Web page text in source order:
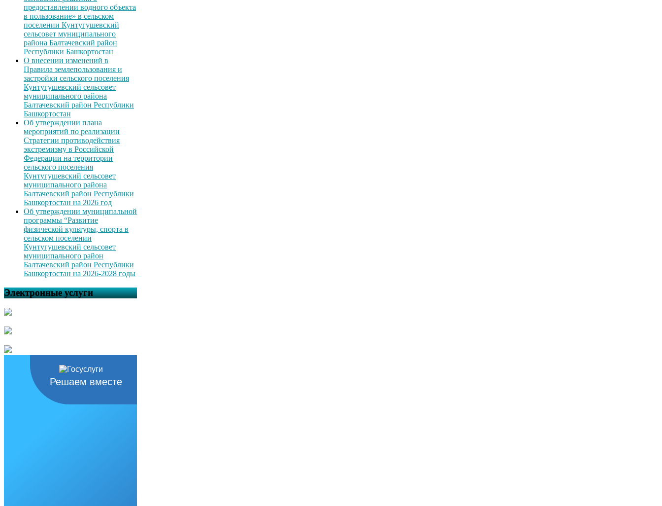
предоставлении водного объекта
в пользование» в сельском
поселении Кунтугушевский
сельсовет муниципального
района Балтачевский район
Республики Башкортостан
О внесении изменений в
Правила землепользования и
застройки сельского поселения
Кунтугушевский сельсовет
муниципального района
Балтачевский район Республики
Башкортостан
Об утверждении плана
мероприятий по реализации
Стратегии противодействия
экстремизму в Российской
Федерации на территории
сельского поселения
Кунтугушевский сельсовет
муниципального района
Балтачевский район Республики
Башкортостан на 2026 год
Об утверждении муниципальной
программы “Развитие
физической культуры, спорта в
сельском поселении
Кунтугушевский сельсовет
муниципального район
Балтачевский район Республики
Башкортостан на 2026-2028 годы
Электронные услуги
Решаем вместе